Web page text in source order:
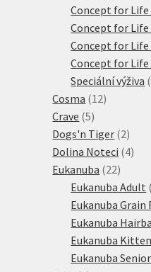
Concept for
Concept for
Concept for
Concept for Life
Speciální výživa
Cosma 1212
Crave 55
produktů
Dogs'n Tiger 22
Dolina Noteci 44
Eukanuba 2222
Eukanuba Adult
Eukanuba Grain
Eukanuba
Eukanuba Kitten
Eukanuba Senior